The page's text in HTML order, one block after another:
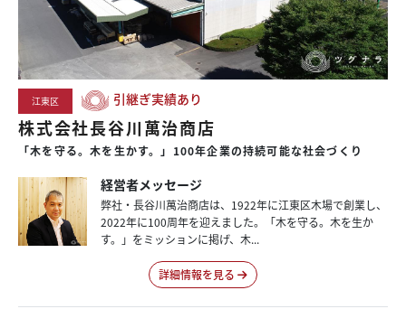
江東区 引継ぎ実績あり
株式会社長谷川萬治商店
「木を守る。木を生かす。」100年企業の持続可能な社会づくり
経営者メッセージ
弊社・長谷川萬治商店は、1922年に江東区木場で創業し、
2022年に100周年を迎えました。「木を守る。木を生か
す。」をミッションに掲げ、木...
詳細情報を見る